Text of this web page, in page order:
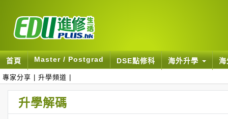
首頁 Master / Postgrad DSE點修科 海外升學
專家分享 升學頻道
升學解碼